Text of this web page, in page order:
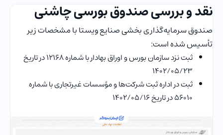
نقد و بررسی صندوق بورسی چاشنی
صندوق سرمایه‌گذاری بخشی صنایع ویستا با مشخصات زیر
تأسیس شده است:
ثبت نزد سازمان بورس و اوراق بهادار با شماره ۱۲۱۶۸ در تاریخ
1402/05/23
ثبت در اداره ثبت شرکت‌ها و مؤسسات غیرتجاری با شماره
۵۶۰۱۰ در تاریخ 1402/05/16